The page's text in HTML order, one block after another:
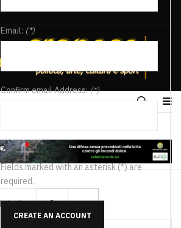
Email: (*)
Confirm email Address:(*)
Fields marked with an asterisk (*) are
required.
CREATE AN ACCOUNT